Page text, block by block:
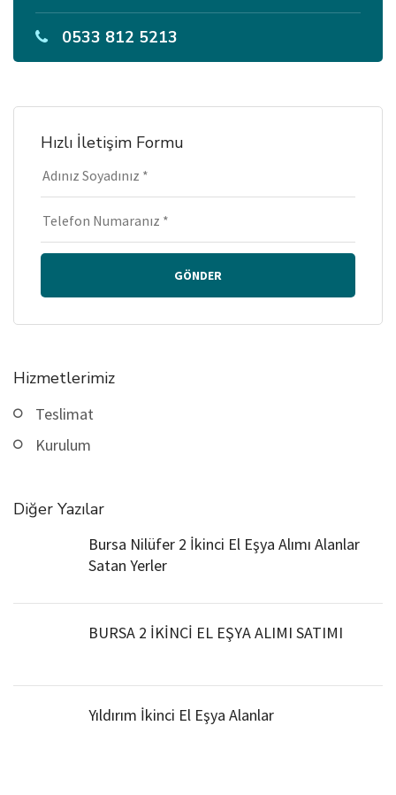
0533 812 5213
Hızlı İletişim Formu
GÖNDER
Hizmetlerimiz
Teslimat
Kurulum
Diğer Yazılar
Bursa Nilüfer 2 İkinci El Eşya Alımı Alanlar
Satan Yerler
BURSA 2 İKİNCİ EL EŞYA ALIMI SATIMI
Yıldırım İkinci El Eşya Alanlar